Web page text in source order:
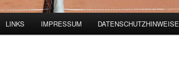
LINKS IMPRESSUM DATENSCHUTZHINWEISE